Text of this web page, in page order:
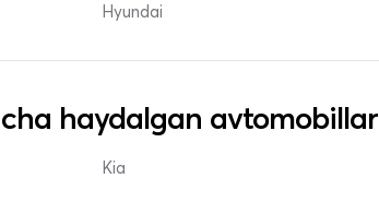
Hyundai
haydalgan avtomobillar
Kia